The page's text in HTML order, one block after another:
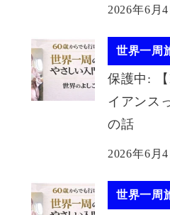
2026年6月4
世界一周
保護中:
イアンス
の話
2026年6月4
世界一周